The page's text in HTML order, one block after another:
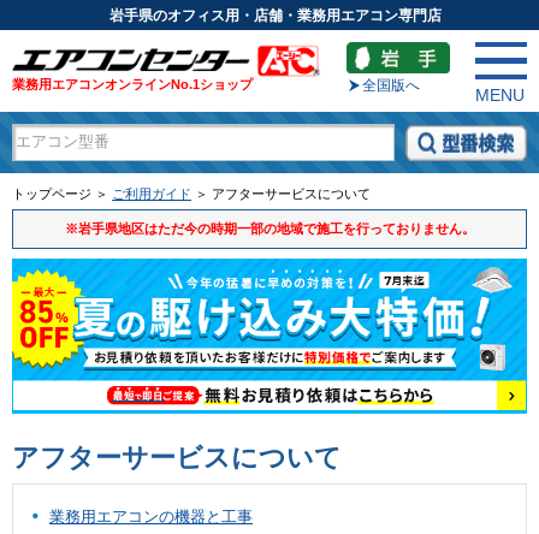
岩手県のオフィス用・店舗・業務用エアコン専門店
業務用エアコンオンラインNo.1ショップ 全国版へ
MENU
トップページ ＞ ご利用ガイド ＞ アフターサービスについて
※岩手県地区はただ今の時期一部の地域で施工を行っておりません。
アフターサービスについて
業務用エアコンの機器と工事